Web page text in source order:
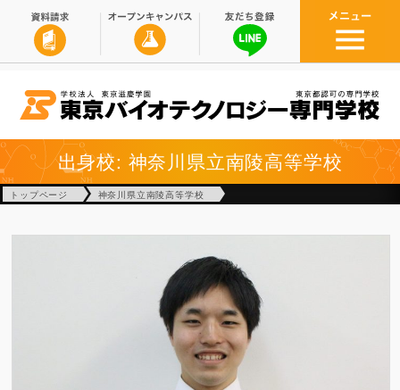
出身校: 神奈川県立南陵高等学校
トップページ 神奈川県立南陵高等学校